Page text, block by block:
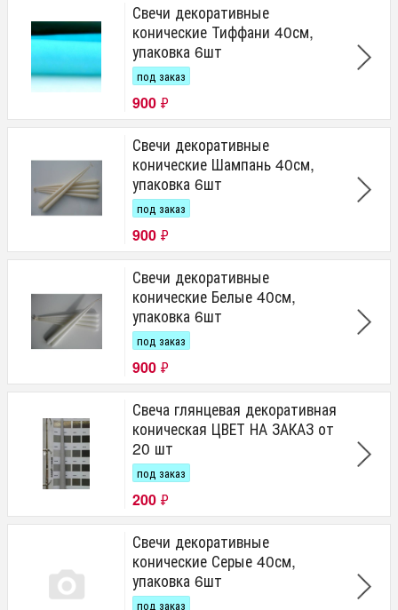
Свечи декоративные
конические Тиффани 40см,
упаковка 6шт
под заказ
900 ₽
Свечи декоративные
конические Шампань 40см,
упаковка 6шт
под заказ
900 ₽
Свечи декоративные
конические Белые 40см,
упаковка 6шт
под заказ
900 ₽
Свеча глянцевая декоративная
коническая ЦВЕТ НА ЗАКАЗ от
20 шт
под заказ
200 ₽
Свечи декоративные
конические Серые 40см,
упаковка 6шт
под заказ